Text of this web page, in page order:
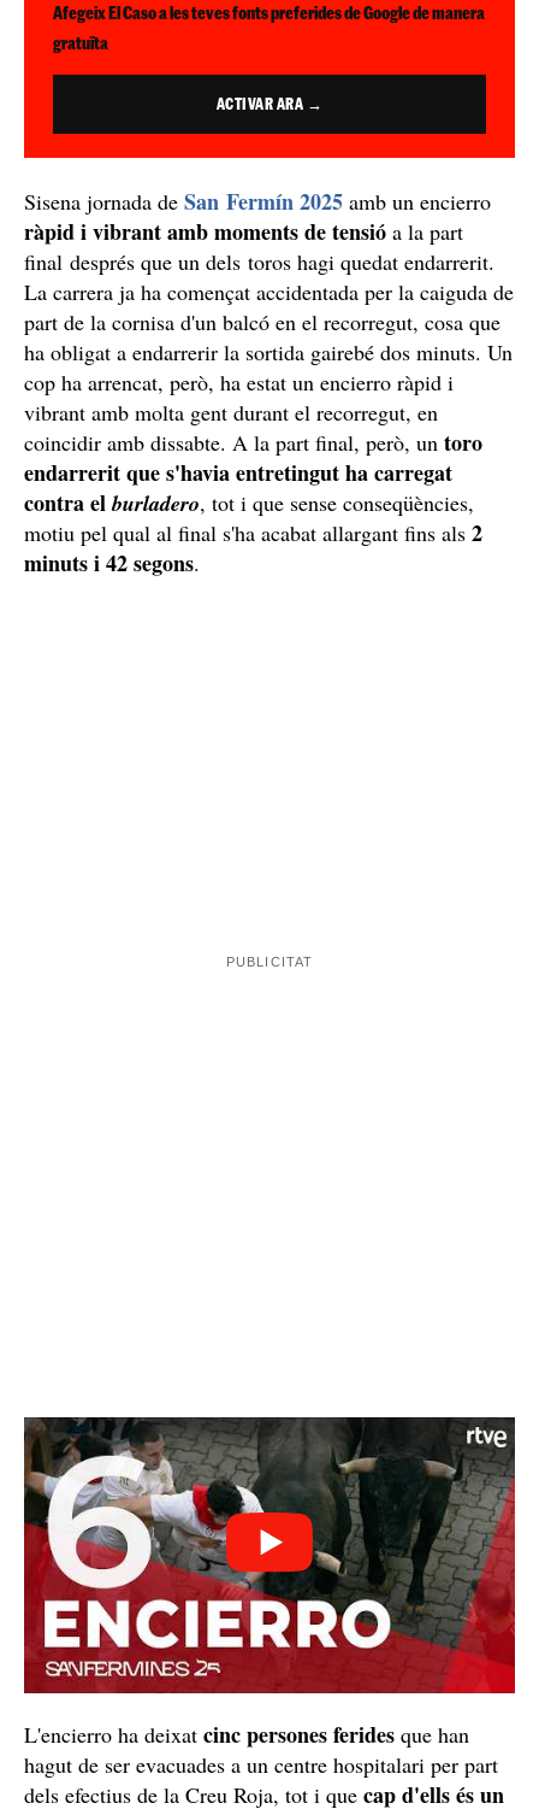
Afegeix El Caso a les teves fonts preferides de Google de manera
gratuïta
ACTIVAR ARA →
Sisena jornada de San Fermín 2025 amb un encierro
ràpid i vibrant amb moments de tensió a la part
final després que un dels toros hagi quedat endarrerit.
La carrera ja ha començat accidentada per la caiguda de
part de la cornisa d'un balcó en el recorregut, cosa que
ha obligat a endarrerir la sortida gairebé dos minuts. Un
cop ha arrencat, però, ha estat un encierro ràpid i
vibrant amb molta gent durant el recorregut, en
coincidir amb dissabte. A la part final, però, un toro
endarrerit que s'havia entretingut ha carregat
contra elburladero, tot i que sense conseqüències,
motiu pel qual al final s'ha acabat allargant fins als 2
minuts i 42 segons.
L'encierro ha deixat cinc persones ferides que han
hagut de ser evacuades a un centre hospitalari per part
dels efectius de la Creu Roja, tot i que cap d'ells és un